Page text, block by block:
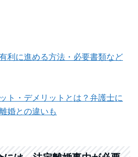
利に進める方法・必要書類など
ト・デメリットとは？弁護士に
婚との違いも